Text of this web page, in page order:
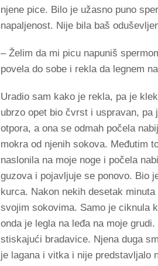
njene pice. Bilo je užasno puno
napaljenost. Nije bila baš
– Želim da mi picu napuniš
povela do sobe i rekla da legnem
Uradio sam kako je rekla, pa je
ubrzo opet bio čvrst i uspravan,
otpora, a ona se odmah počela
mokra od njenih sokova. Međutim
naslonila na moje noge i počela
guzova i pojavljuje se ponovo. Bio
kurca. Nakon nekih desetak
svojim sokovima. Samo je ciknula
onda je legla na leđa na moje
stiskajući bradavice. Njena duga
je lagana i vitka i nije predstavljalo